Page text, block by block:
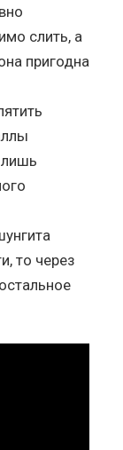
слить, а
пригодна
то через